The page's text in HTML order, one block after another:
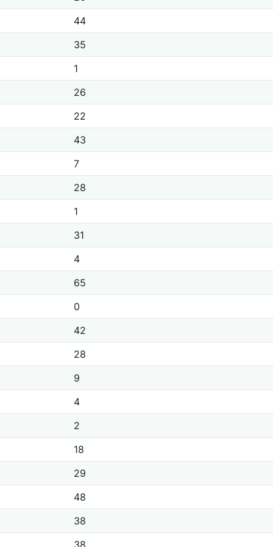
44
35
1
26
22
43
7
28
1
31
4
65
0
42
28
9
4
2
18
29
48
38
38